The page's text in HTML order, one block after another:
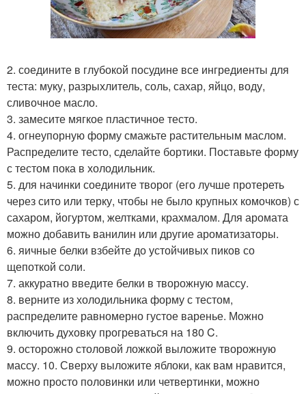
2. соедините в глубокой посудине все ингредиенты для
теста: муку, разрыхлитель, соль, сахар, яйцо, воду,
сливочное масло.
3. замесите мягкое пластичное тесто.
4. огнеупорную форму смажьте растительным маслом.
Распределите тесто, сделайте бортики. Поставьте форму
с тестом пока в холодильник.
5. для начинки соедините творог (его лучше протереть
через сито или терку, чтобы не было крупных комочков) с
сахаром, йогуртом, желтками, крахмалом. Для аромата
можно добавить ванилин или другие ароматизаторы.
6. яичные белки взбейте до устойчивых пиков со
щепоткой соли.
7. аккуратно введите белки в творожную массу.
8. верните из холодильника форму с тестом,
распределите равномерно густое варенье. Можно
включить духовку прогреваться на 180 C.
9. осторожно столовой ложкой выложите творожную
массу. 10. Сверху выложите яблоки, как вам нравится,
можно просто половинки или четвертинки, можно